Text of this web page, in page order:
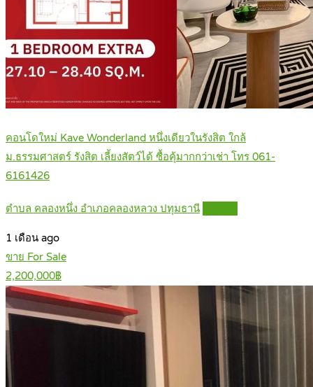
คอนโดใหม่ Kave Wonderland หนึ่งเดียวในรังสิต ใกล้
ม.ธรรมศาสตร์ รังสิต เลี้ยงสัตว์ได้ ซื้อคุ้มากกว่าเช่า โทร 061-
6161426
ตำบล คลองหนึ่ง อำเภอคลองหลวง ปทุมธานี
1 เดือน ago
ขาย For Sale
2,200,000฿